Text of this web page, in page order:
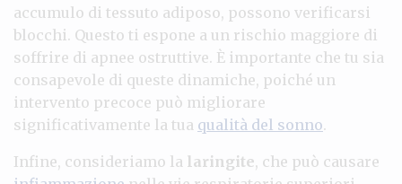
accumulo di tessuto adiposo, possono verificarsi
blocchi. Questo ti espone a un rischio maggiore di
soffrire di apnee ostruttive. È importante che tu sia
consapevole di queste dinamiche, poiché un
intervento precoce può migliorare
significativamente la tua qualità del sonno.
Infine, consideriamo la laringite, che può causare